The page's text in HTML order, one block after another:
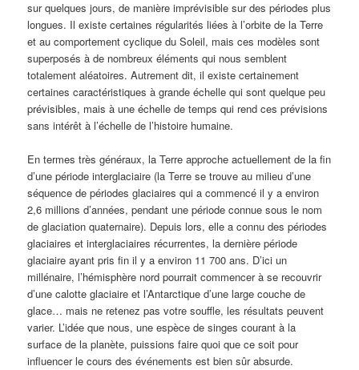
sur quelques jours, de manière imprévisible sur des périodes plus
longues. Il existe certaines régularités liées à l’orbite de la Terre
et au comportement cyclique du Soleil, mais ces modèles sont
superposés à de nombreux éléments qui nous semblent
totalement aléatoires. Autrement dit, il existe certainement
certaines caractéristiques à grande échelle qui sont quelque peu
prévisibles, mais à une échelle de temps qui rend ces prévisions
sans intérêt à l’échelle de l’histoire humaine.
En termes très généraux, la Terre approche actuellement de la fin
d’une période interglaciaire (la Terre se trouve au milieu d’une
séquence de périodes glaciaires qui a commencé il y a environ
2,6 millions d’années, pendant une période connue sous le nom
de glaciation quaternaire). Depuis lors, elle a connu des périodes
glaciaires et interglaciaires récurrentes, la dernière période
glaciaire ayant pris fin il y a environ 11 700 ans. D’ici un
millénaire, l’hémisphère nord pourrait commencer à se recouvrir
d’une calotte glaciaire et l’Antarctique d’une large couche de
glace… mais ne retenez pas votre souffle, les résultats peuvent
varier. L’idée que nous, une espèce de singes courant à la
surface de la planète, puissions faire quoi que ce soit pour
influencer le cours des événements est bien sûr absurde.